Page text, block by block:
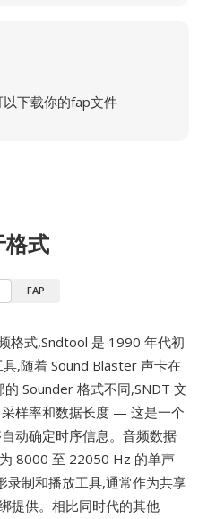
下载你的fap文件
格式
FAP
格式,Sndtool 是 1990 年代初
,随着 Sound Blaster 声卡在
Sounder 格式不同,SNDT 文
样率和数据长度 — 这是一个
动确定时序信息。音频数据
8000 至 22050 Hz 的单声
录制和播放工具,通常作为共享
提供。相比同时代的其他